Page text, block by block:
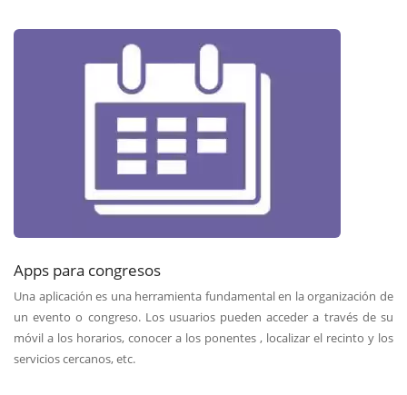
Apps para congresos
Una aplicación es una herramienta fundamental en la organización de
un evento o congreso. Los usuarios pueden acceder a través de su
móvil a los horarios, conocer a los ponentes , localizar el recinto y los
servicios cercanos, etc.